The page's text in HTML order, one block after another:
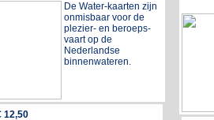
De Water-kaarten zijn
onmisbaar voor de
plezier- en beroeps-
vaart op de
Nederlandse
binnenwateren.
12,50